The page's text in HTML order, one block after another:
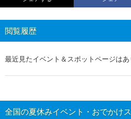
閲覧履歴
最近見たイベント＆スポットページはあ
全国の夏休みイベント・おでかけ